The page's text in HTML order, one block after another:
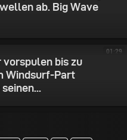
ab. Big Wave
01:29
vorspulen bis zu
Windsurf-Part